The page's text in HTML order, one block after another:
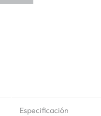
Especificación